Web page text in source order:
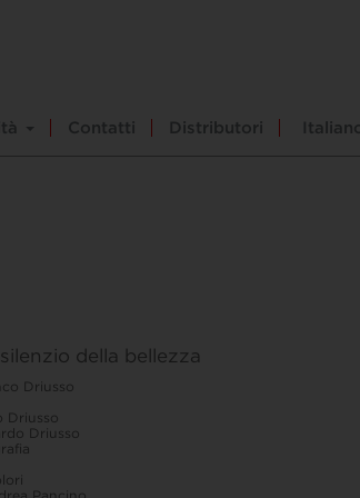
Contatti Distributori
della bellezza
Driusso
Driusso
Driusso